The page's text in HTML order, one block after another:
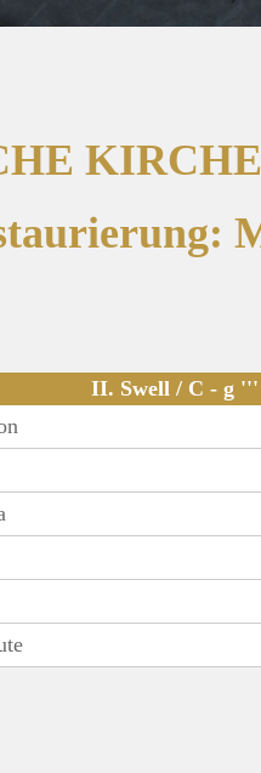
KIRCHE
II. Swell / C - g '''